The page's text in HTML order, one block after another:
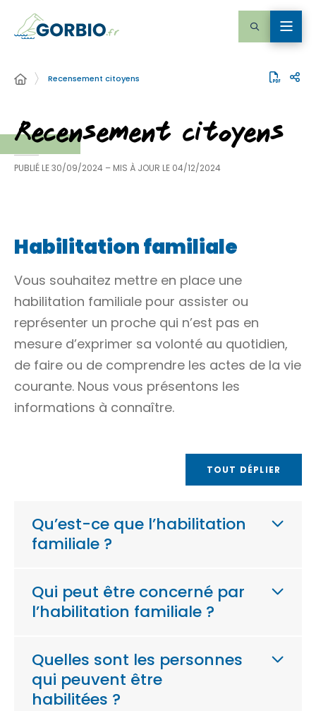
Recensement citoyens
Recensement citoyens
PUBLIÉ LE30/09/2024 – MIS À JOUR LE 04/12/2024
Habilitation familiale
Vous souhaitez mettre en place une
habilitation familiale pour assister ou
représenter un proche qui n’est pas en
mesure d’exprimer sa volonté au quotidien,
de faire ou de comprendre les actes de la vie
courante. Nous vous présentons les
informations à connaître.
TOUT DÉPLIER
Qu’est-ce que l’habilitation
familiale ?
Qui peut être concerné par
l’habilitation familiale ?
Quelles sont les personnes
qui peuvent être
habilitées ?